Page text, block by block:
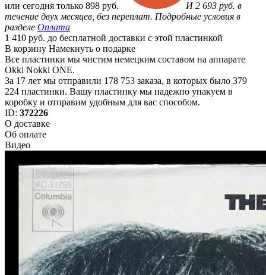
или сегодня только 898 руб.
И 2 693 руб. в
течение двух месяцев, без переплат. Подробные условия в
разделе Оплата
1 410 руб. до бесплатной доставки с этой пластинкой
В корзину Намекнуть о подарке
Все пластинки мы чистим немецким составом на аппарате
Okki Nokki ONE.
За 17 лет мы отправили 178 753 заказа, в которых было 379
224 пластинки. Вашу пластинку мы надежно упакуем в
коробку и отправим удобным для вас способом.
ID: 372226
О доставке
Об оплате
Видео